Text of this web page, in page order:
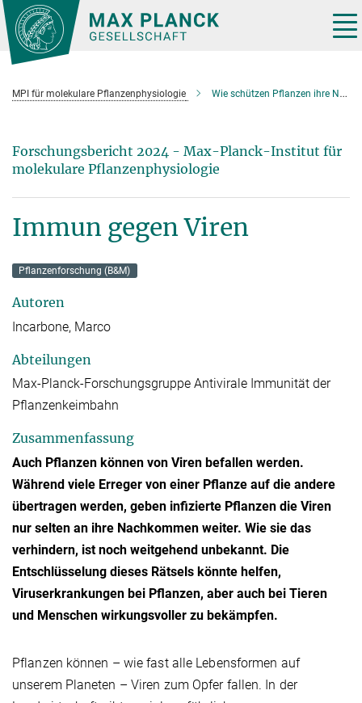
Hauptinhalt
MPI für molekulare Pflanzenphysiologie Wie schützen Pflanzen ihre Nachkommen vor Virusinfektionen?
Forschungsbericht 2024 - Max-Planck-Institut für
molekulare Pflanzenphysiologie
Immun gegen Viren
Pflanzenforschung (B&M)
Autoren
Incarbone, Marco
Abteilungen
Max-Planck-Forschungsgruppe Antivirale Immunität der
Pflanzenkeimbahn
Zusammenfassung
Auch Pflanzen können von Viren befallen werden.
Während viele Erreger von einer Pflanze auf die andere
übertragen werden, geben infizierte Pflanzen die Viren
nur selten an ihre Nachkommen weiter. Wie sie das
verhindern, ist noch weitgehend unbekannt. Die
Entschlüsselung dieses Rätsels könnte helfen,
Viruserkrankungen bei Pflanzen, aber auch bei Tieren
und Menschen wirkungsvoller zu bekämpfen.
Pflanzen können – wie fast alle Lebensformen auf
unserem Planeten – Viren zum Opfer fallen. In der